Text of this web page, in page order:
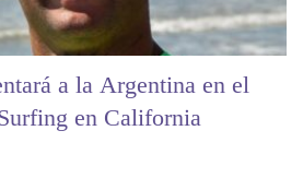
a la Argentina en el
en California